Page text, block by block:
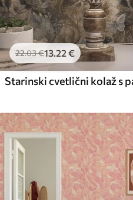
22.03€13.22 €